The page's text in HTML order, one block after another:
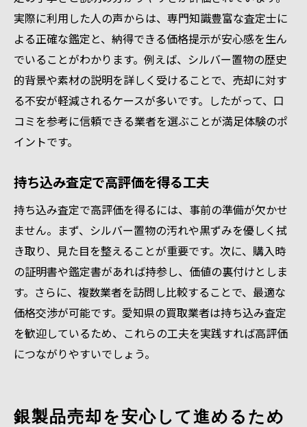
実際に利用した人の声からは、専門知識豊富な査定士に
よる正確な鑑定と、納得できる価格提示が安心感を生ん
でいることがわかります。例えば、シルバー置物の歴史
的背景や素材の説明を詳しく受けることで、売却に対す
る不安が軽減されるケースが多いです。したがって、口
コミを参考に信頼できる業者を選ぶことが満足体験のポ
イントです。
持ち込み査定で高評価を得る工夫
持ち込み査定で高評価を得るには、事前の準備が欠かせ
ません。まず、シルバー置物の汚れや黒ずみを優しく拭
き取り、見た目を整えることが重要です。次に、購入時
の証明書や鑑定書があれば持参し、価値の裏付けとしま
す。さらに、複数業者を訪問し比較することで、最適な
価格交渉が可能です。愛知県の買取業者は持ち込み査定
を歓迎しているため、これらの工夫を実践すれば高評価
につながりやすいでしょう。
銀製品売却を安心して進めるため